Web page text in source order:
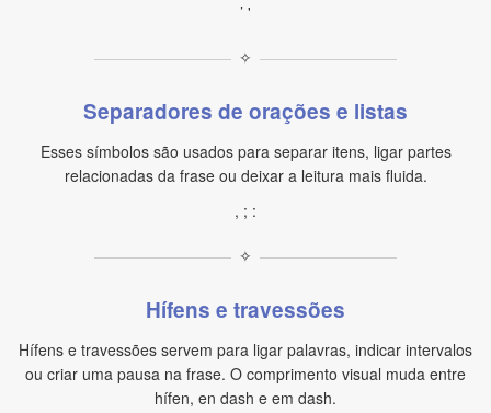
’ '
✧
Separadores de orações e listas
Esses símbolos são usados para separar itens, ligar partes
relacionadas da frase ou deixar a leitura mais fluida.
, ; :
✧
Hífens e travessões
Hífens e travessões servem para ligar palavras, indicar intervalos
ou criar uma pausa na frase. O comprimento visual muda entre
hífen, en dash e em dash.